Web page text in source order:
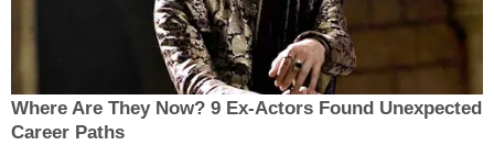
Where Are They Now? 9 Ex-Actors Found Unexpected
Career Paths